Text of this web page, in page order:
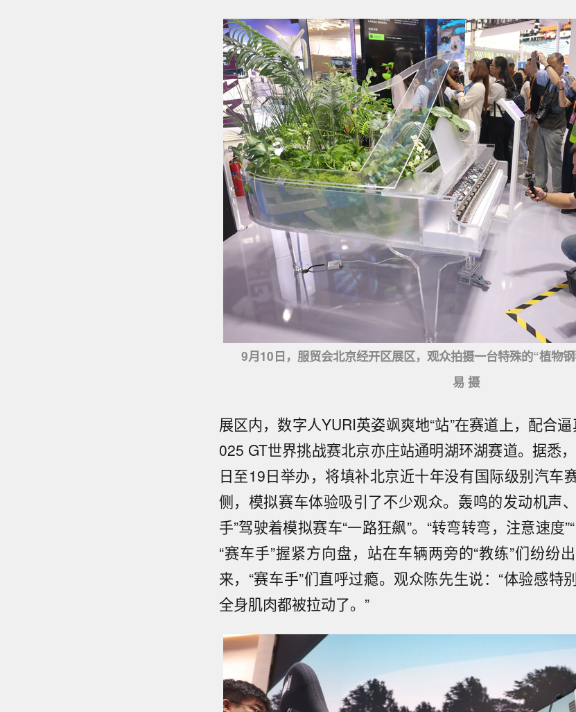
9月10日，服贸会北京经开区展区，观众拍摄一台特殊的“植物
易 摄
展区内，数字人YURI英姿飒爽地“站”在赛道上，配合
025 GT世界挑战赛北京亦庄站通明湖环湖赛道。据悉
日至19日举办，将填补北京近十年没有国际级别汽车
侧，模拟赛车体验吸引了不少观众。轰鸣的发动机声
手”驾驶着模拟赛车“一路狂飙”。“转弯转弯，注意速
“赛车手”握紧方向盘，站在车辆两旁的“教练”们纷纷
来，“赛车手”们直呼过瘾。观众陈先生说：“体验感特
全身肌肉都被拉动了。”